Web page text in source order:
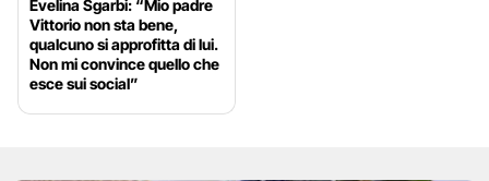
Evelina Sgarbi: “Mio padre
Vittorio non sta bene,
qualcuno si approfitta di lui.
Non mi convince quello che
esce sui social”